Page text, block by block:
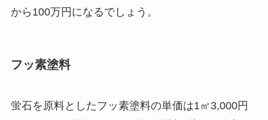
から100万円になるでしょう。
フッ素塗料
蛍石を原料としたフッ素塗料の単価は1㎡3,000円